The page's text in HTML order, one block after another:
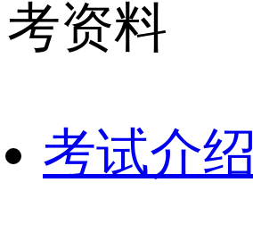
考资料
考试介绍